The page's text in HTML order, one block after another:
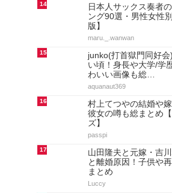
14
日本人サックス奏者
ング90選・男性女性
版】
maru._.wanwan
15
junko(打首獄門同好
い頃！身長や大学/学
わいい画像も総…
aquanaut369
16
村上てつやの結婚や
彼女の噂も総まとめ
ズ】
passpi
17
山田隆夫と元嫁・吉
と離婚原因！子供や
まとめ
Luccy